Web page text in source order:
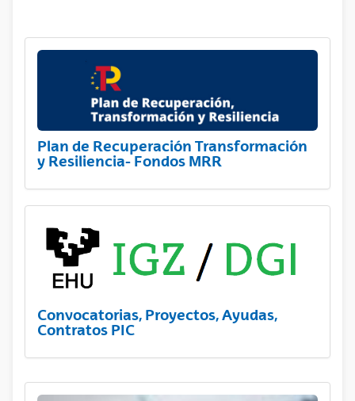
Plan de Recuperación Transformación
y Resiliencia- Fondos MRR
Convocatorias, Proyectos, Ayudas,
Contratos PIC